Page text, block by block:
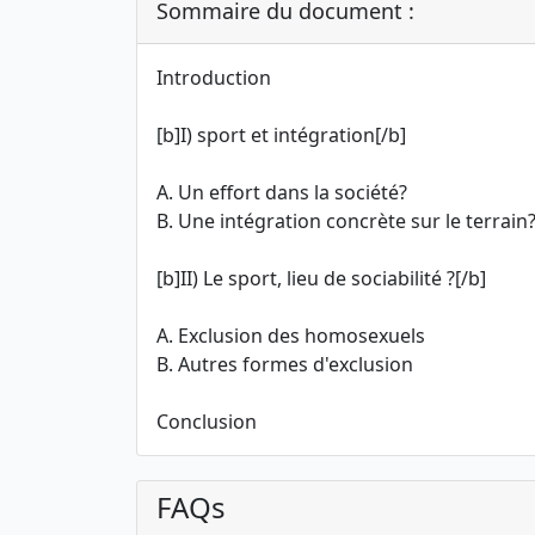
Sommaire du document :
Introduction
[b]I) sport et intégration[/b]
A. Un effort dans la société?
B. Une intégration concrète sur le terrain?
[b]II) Le sport, lieu de sociabilité ?[/b]
A. Exclusion des homosexuels
B. Autres formes d'exclusion
Conclusion
FAQs